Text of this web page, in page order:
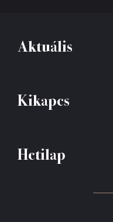
Aktuális
Kikapcs
Hetilap